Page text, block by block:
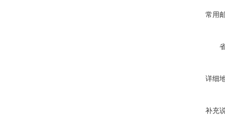
常用
详细
补充